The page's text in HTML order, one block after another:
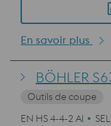
En savoir plus
BÖHLER
Outils de coupe
EN HS 4-4-2 Al